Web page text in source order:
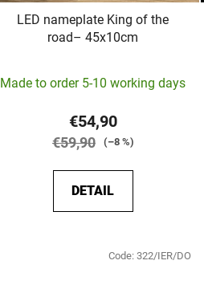
LED nameplate King of the
road– 45x10cm
average
product
rating
out
stars.
Made to order 5-10 working days
€54,90
€59,90 (–8 %)
DETAIL
Code: 322/IER/DO